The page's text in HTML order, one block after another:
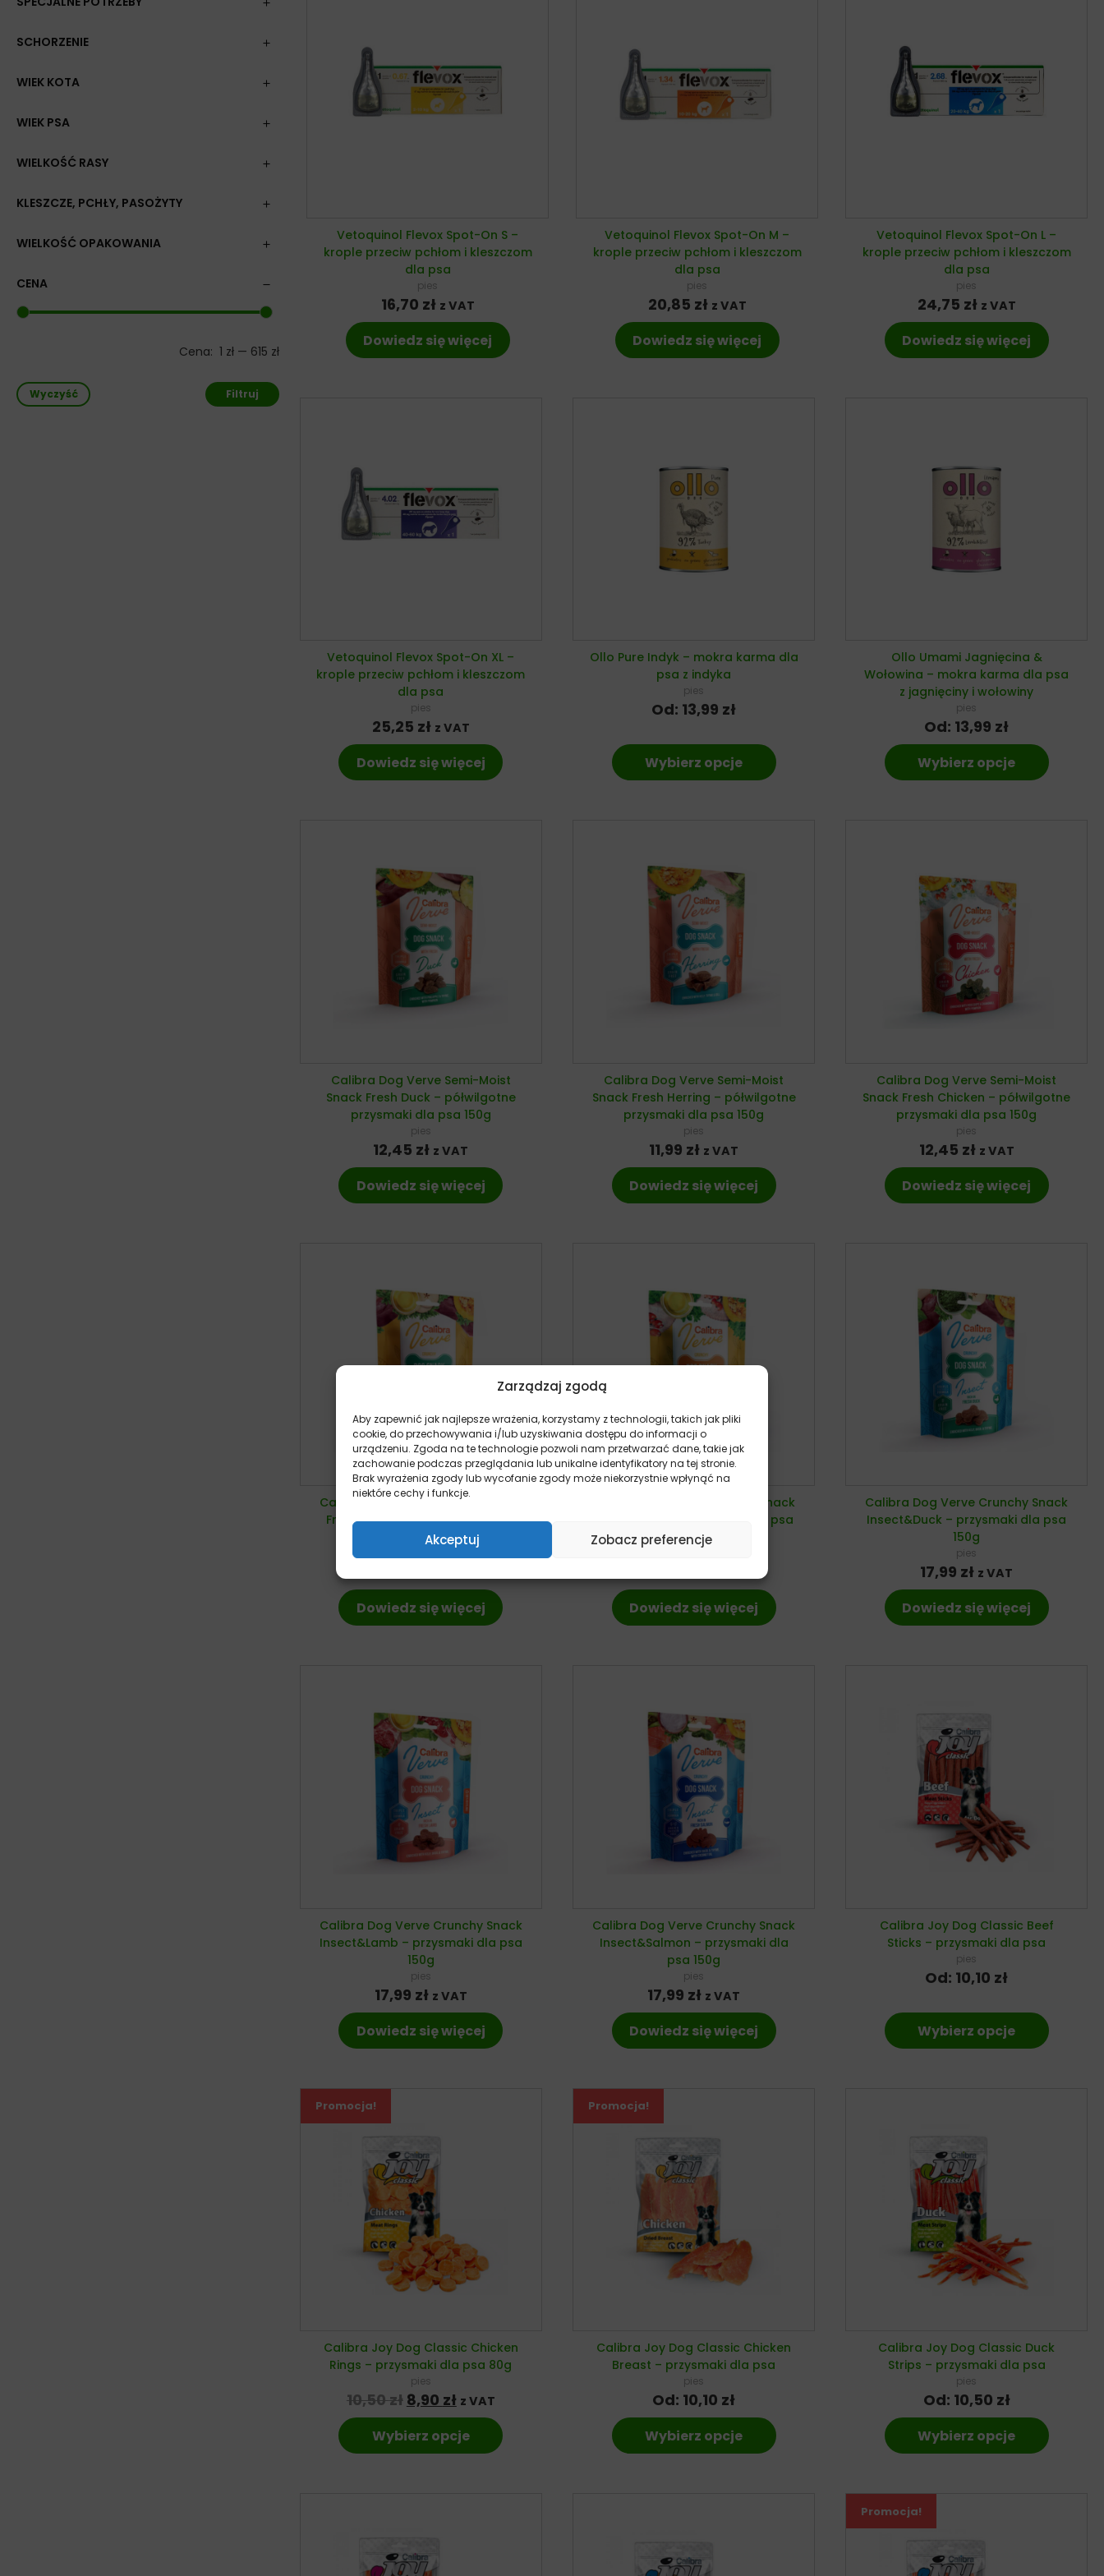
Zarządzaj zgodą
Aby zapewnić jak najlepsze wrażenia, korzystamy z technologii, takich jak pliki
cookie, do przechowywania i/lub uzyskiwania dostępu do informacji o
urządzeniu. Zgoda na te technologie pozwoli nam przetwarzać dane, takie jak
zachowanie podczas przeglądania lub unikalne identyfikatory na tej stronie.
Brak wyrażenia zgody lub wycofanie zgody może niekorzystnie wpłynąć na
niektóre cechy i funkcje.
Akceptuj Zobacz preferencje
Vetoquinol Flevox Spot-On S –
krople przeciw pchłom i kleszczom
dla psa
pies
16,70 zł z VAT
Dowiedz się więcej
Vetoquinol Flevox Spot-On M –
krople przeciw pchłom i kleszczom
dla psa
pies
20,85 zł z VAT
Dowiedz się więcej
Vetoquinol Flevox Spot-On L –
krople przeciw pchłom i kleszczom
dla psa
pies
24,75 zł z VAT
Dowiedz się więcej
Vetoquinol Flevox Spot-On XL –
krople przeciw pchłom i kleszczom
dla psa
pies
25,25 zł z VAT
Dowiedz się więcej
Ollo Pure Indyk – mokra karma dla
psa z indyka
pies
Od: 13,99 zł
Wybierz opcje
Ollo Umami Jagnięcina &
Wołowina – mokra karma dla psa
z jagnięciny i wołowiny
pies
Od: 13,99 zł
Wybierz opcje
Calibra Dog Verve Semi-Moist
Snack Fresh Duck – półwilgotne
przysmaki dla psa 150g
pies
12,45 zł z VAT
Dowiedz się więcej
Calibra Dog Verve Semi-Moist
Snack Fresh Herring – półwilgotne
przysmaki dla psa 150g
pies
11,99 zł z VAT
Dowiedz się więcej
Calibra Dog Verve Semi-Moist
Snack Fresh Chicken – półwilgotne
przysmaki dla psa 150g
pies
12,45 zł z VAT
Dowiedz się więcej
Calibra Dog Verve Crunchy Snack
Fresh Duck – przysmaki dla psa
150g
Dowiedz się więcej
Calibra Dog Verve Crunchy Snack
Fresh Turkey – przysmaki dla psa
150g
Dowiedz się więcej
Calibra Dog Verve Crunchy Snack
Insect&Duck – przysmaki dla psa
150g
pies
17,99 zł z VAT
Dowiedz się więcej
Calibra Dog Verve Crunchy Snack
Insect&Lamb – przysmaki dla psa
150g
pies
17,99 zł z VAT
Dowiedz się więcej
Calibra Dog Verve Crunchy Snack
Insect&Salmon – przysmaki dla
psa 150g
pies
17,99 zł z VAT
Dowiedz się więcej
Calibra Joy Dog Classic Beef
Sticks – przysmaki dla psa
pies
Od: 10,10 zł
Wybierz opcje
Promocja!
Calibra Joy Dog Classic Chicken
Rings – przysmaki dla psa 80g
pies
10,50zł Pierwotna cena wynosiła: 10,50 zł.
8,90 złAktualna cena wynosi: 8,90 zł.
z VAT
Wybierz opcje
Promocja!
Calibra Joy Dog Classic Chicken
Breast – przysmaki dla psa
pies
Od: 10,10 zł
Wybierz opcje
Calibra Joy Dog Classic Duck
Strips – przysmaki dla psa
pies
Od: 10,50 zł
Wybierz opcje
Promocja!
SCHORZENIE
WIEK KOTA
WIEK PSA
WIELKOŚĆ RASY
KLESZCZE, PCHŁY, PASOŻYTY
WIELKOŚĆ OPAKOWANIA
CENA
Cena: 1 zł — 615 zł
Wyczyść Filtruj